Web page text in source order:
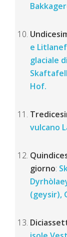
e
glaciale
Hof.
vulcano
giorno:
(geysir),